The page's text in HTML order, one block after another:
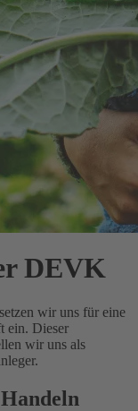
DEVK
wir uns für eine
ein. Dieser
wir uns als